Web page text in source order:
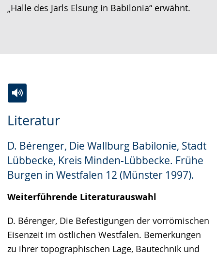
„Halle des Jarls Elsung in Babilonia“ erwähnt.
Literatur
D. Bérenger, Die Wallburg Babilonie, Stadt
Lübbecke, Kreis Minden-Lübbecke. Frühe
Burgen in Westfalen 12 (Münster 1997).
Weiterführende Literaturauswahl
D. Bérenger, Die Befestigungen der vorrömischen
Eisenzeit im östlichen Westfalen. Bemerkungen
zu ihrer topographischen Lage, Bautechnik und
Leichten
wechseln.
Audio-
Video
Deutscher
Gebärdensprache
wird
angezeigt.